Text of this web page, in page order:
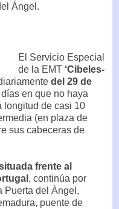
Ángel.
El Servicio Especial
de la EMT ‘Cibeles-
del 29 de
en que no haya
longitud de casi 10
(en plaza de
sus cabeceras de
frente al
, continúa por
Puerta del Ángel,
puente de